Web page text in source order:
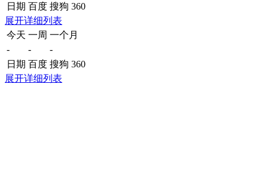
日期 百度 搜狗 360
展开详细列表
今天 一周 一个月
-
-
-
日期 百度 搜狗 360
展开详细列表